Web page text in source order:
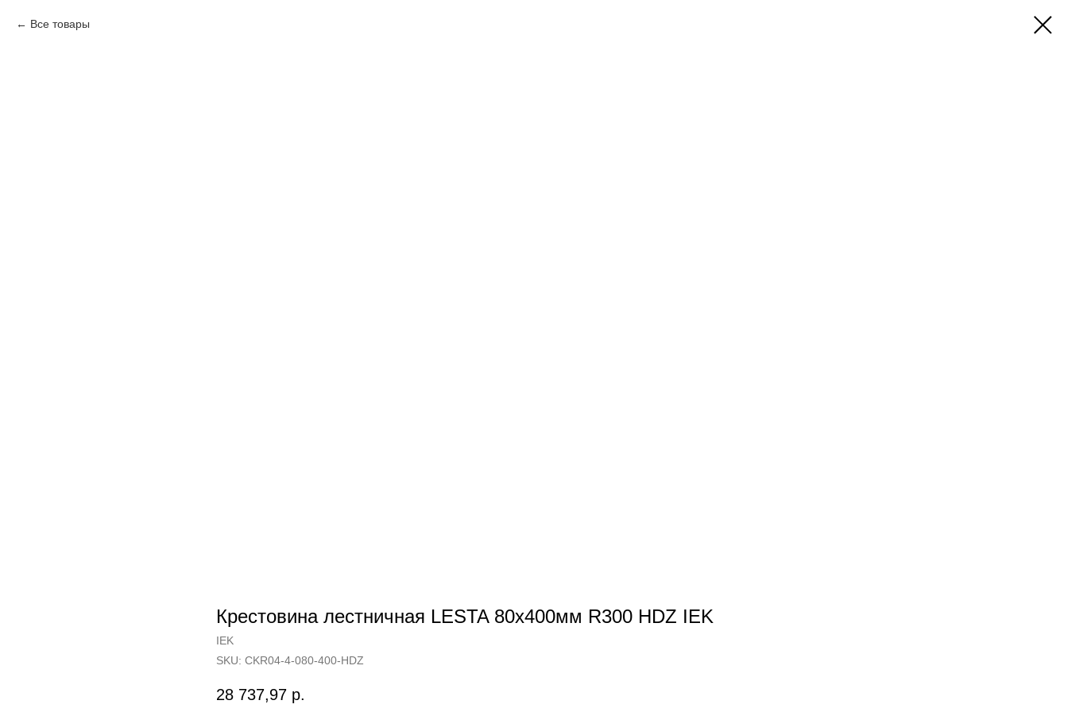
Все товары
Крестовина лестничная LESTA 80х400мм R300 HDZ IEK
IEK
SKU: CKR04-4-080-400-HDZ
28 737,97 р.